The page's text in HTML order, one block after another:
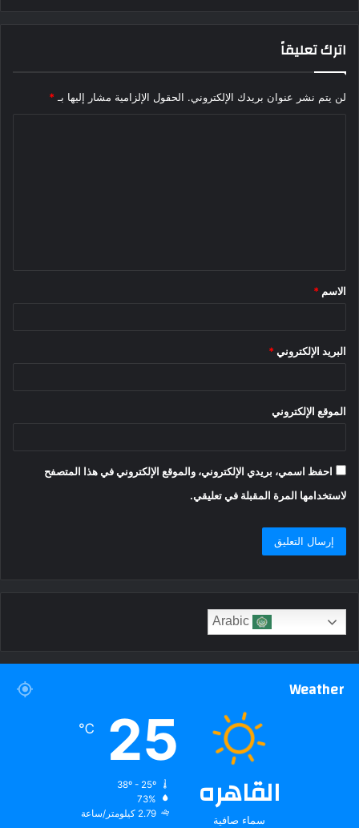
اترك تعليقاً
لن يتم نشر عنوان بريدك الإلكتروني. الحقول الإلزامية مشار إليها بـ *
*
الاسم *
البريد الإلكتروني *
الموقع الإلكتروني
احفظ اسمي، بريدي الإلكتروني، والموقع الإلكتروني في هذا المتصفح
لاستخدامها المرة المقبلة في تعليقي.
Weather
القاهره
سماء صافية
25
℃
73%
2.79 كيلومتر/ساعة